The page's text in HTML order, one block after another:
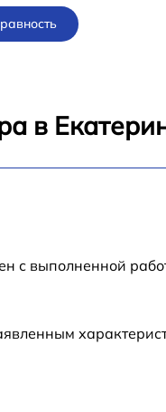
в
с выполненной